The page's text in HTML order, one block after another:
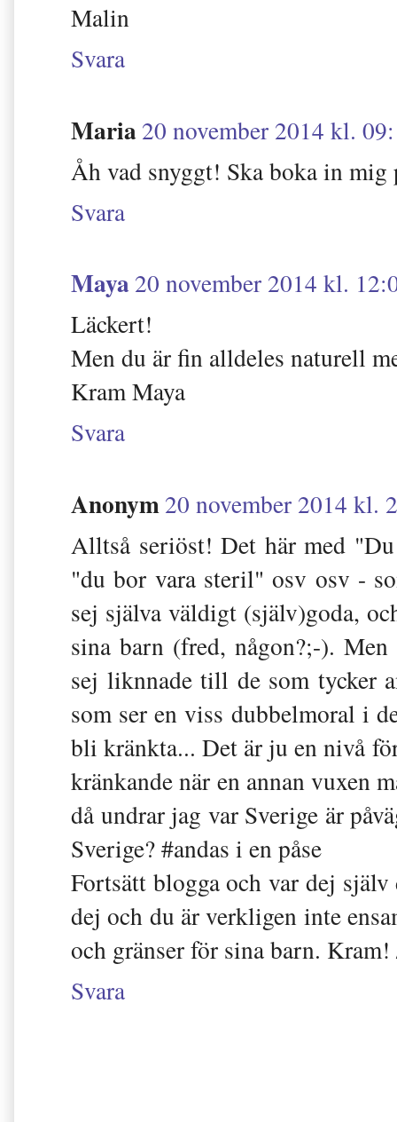
Malin
Svara
Maria20 november 2014 kl.
Åh vad snyggt! Ska boka in mig
Svara
Maya20 november 2014 kl.
Läckert!
Men du är fin alldeles naturell
Kram Maya
Svara
Anonym20 november 2014 kl.
Alltså seriöst! Det här med
"du bor vara steril" osv osv -
sej själva väldigt (själv)goda,
sina barn (fred, någon?;-).
sej liknnade till de som tycker
som ser en viss dubbelmoral i
bli kränkta... Det är ju en nivå
kränkande när en annan vuxen
då undrar jag var Sverige är
Sverige? #andas i en påse
Fortsätt blogga och var dej
dej och du är verkligen inte
och gränser för sina barn.
Svara